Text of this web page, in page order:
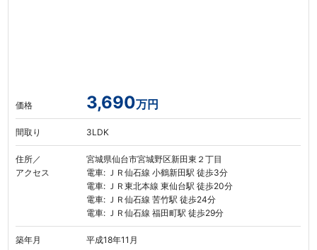
価格 3,690万円
間取り 3LDK
住所／
アクセス
宮城県仙台市宮城野区新田東２丁目
電車: ＪＲ仙石線 小鶴新田駅 徒歩3分
電車: ＪＲ東北本線 東仙台駅 徒歩20分
電車: ＪＲ仙石線 苦竹駅 徒歩24分
電車: ＪＲ仙石線 福田町駅 徒歩29分
築年月 平成18年11月